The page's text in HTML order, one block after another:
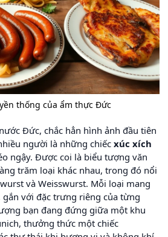
thống của ẩm thực Đức
Đức, chắc hẳn hình ảnh đầu tiên
người là những chiếcxúc xích
ngậy. Được coi là biểu tượng văn
trăm loại khác nhau, trong đó nổi
và Weisswurst. Mỗi loại mang
với đặc trưng riêng của từng
bạn đang đứng giữa một khu
thưởng thức một chiếc